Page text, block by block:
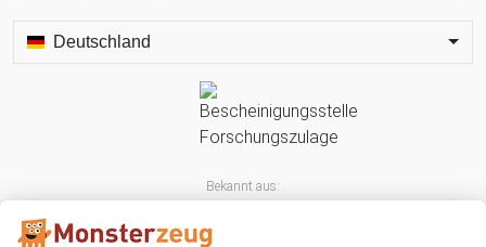
Deutschland
Bekannt aus: